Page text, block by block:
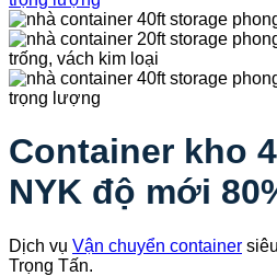
Container kho
NYK độ mới
Dịch vụ Vận chuyển container
Trọng Tấn.